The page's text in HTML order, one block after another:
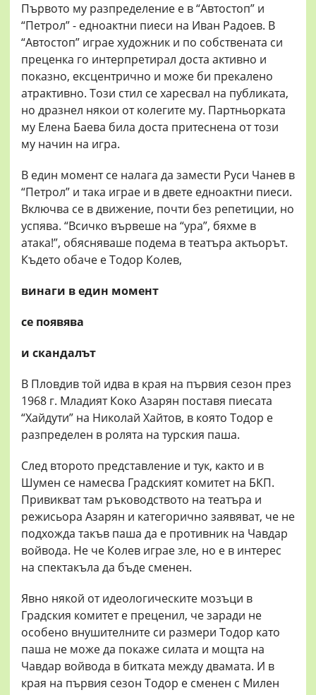
Първото му разпределение е в “Автостоп” и
“Петрол” - едноактни пиеси на Иван Радоев. В
“Автостоп” играе художник и по собствената си
преценка го интерпретирал доста активно и
показно, ексцентрично и може би прекалено
атрактивно. Този стил се харесвал на публиката,
но дразнел някои от колегите му. Партньорката
му Елена Баева била доста притеснена от този
му начин на игра.
В един момент се налага да замести Руси Чанев в
“Петрол” и така играе и в двете едноактни пиеси.
Включва се в движение, почти без репетиции, но
успява. “Всичко вървеше на “ура”, бяхме в
атака!”, обясняваше подема в театъра актьорът.
Където обаче е Тодор Колев,
винаги в един момент
се появява
и скандалът
В Пловдив той идва в края на първия сезон през
1968 г. Младият Коко Азарян поставя пиесата
“Хайдути” на Николай Хайтов, в която Тодор е
разпределен в ролята на турския паша.
След второто представление и тук, както и в
Шумен се намесва Градският комитет на БКП.
Привикват там ръководството на театъра и
режисьора Азарян и категорично заявяват, че не
подхожда такъв паша да е противник на Чавдар
войвода. Не че Колев играе зле, но е в интерес
на спектакъла да бъде сменен.
Явно някой от идеологическите мозъци в
Градския комитет е преценил, че заради не
особено внушителните си размери Тодор като
паша не може да покаже силата и мощта на
Чавдар войвода в битката между двамата. И в
края на първия сезон Тодор е сменен с Милен